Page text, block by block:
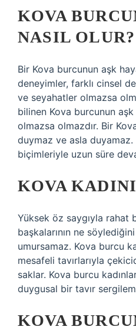
KOVA
NASIL OLUR?
Bir Kova burcunun aşk
deneyimler, farklı cinsel
ve seyahatler olmazsa
bilinen Kova burcunun
olmazsa olmazdır. Bir
duymaz ve asla duyamaz.
biçimleriyle uzun süre
KOVA
Yüksek öz saygıyla rahat
başkalarının ne
umursamaz. Kova burcu
mesafeli tavırlarıyla
saklar. Kova burcu
duygusal bir tavır
KOVA